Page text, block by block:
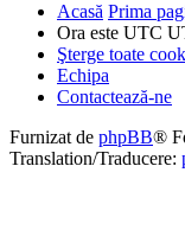
Acasă Prima
Ora este UTC
Şterge toate
Echipa
Contactează-ne
Furnizat de phpBB®
Translation/Traducere: